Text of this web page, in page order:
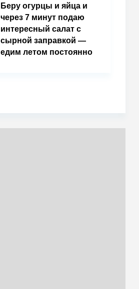
Беру огурцы и яйца и
через 7 минут подаю
интересный салат с
сырной заправкой —
едим летом постоянно